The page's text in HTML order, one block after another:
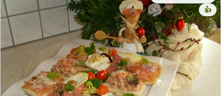
👍